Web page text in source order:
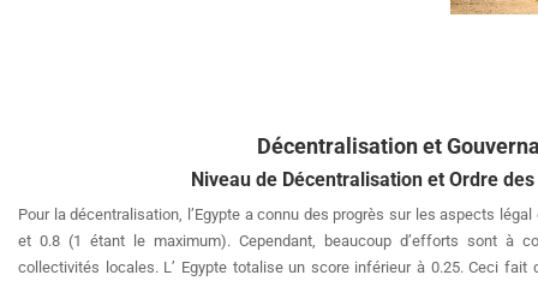
Décentralisation et
Niveau de Décentralisation et Ordre
Pour la décentralisation, l’Egypte a connu des progrès sur les aspects
et 0.8 (1 étant le maximum). Cependant, beaucoup d’efforts sont à
collectivités locales. L’ Egypte totalise un score inférieur à 0.25. Ceci fait